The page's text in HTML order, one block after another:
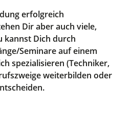
erfolgreich
Dir aber auch viele,
kannst Dich durch
Seminare auf einem
spezialisieren (Techniker,
weiterbilden oder